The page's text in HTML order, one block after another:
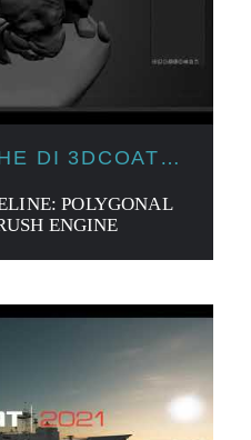
DI 3DCOAT
POLYGONAL
ENGINE